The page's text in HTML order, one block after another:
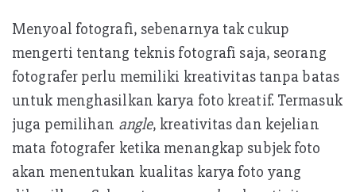
Menyoal fotografi, sebenarnya tak cukup
mengerti tentang teknis fotografi saja, seorang
fotografer perlu memiliki kreativitas tanpa batas
untuk menghasilkan karya foto kreatif. Termasuk
juga pemilihan angle, kreativitas dan kejelian
mata fotografer ketika menangkap subjek foto
akan menentukan kualitas karya foto yang